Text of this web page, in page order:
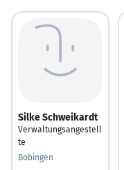
Silke Schweikardt
Verwaltungsangestell
te
Bobingen